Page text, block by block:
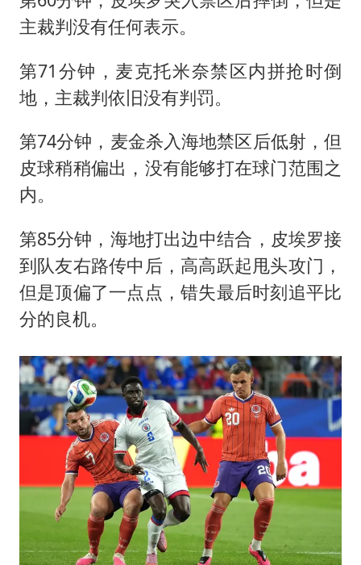
主裁判没有任何表示。
第71分钟，麦克托米奈禁区内拼抢时倒
地，主裁判依旧没有判罚。
第74分钟，麦金杀入海地禁区后低射，但
皮球稍稍偏出，没有能够打在球门范围之
内。
第85分钟，海地打出边中结合，皮埃罗接
到队友右路传中后，高高跃起甩头攻门，
但是顶偏了一点点，错失最后时刻追平比
分的良机。